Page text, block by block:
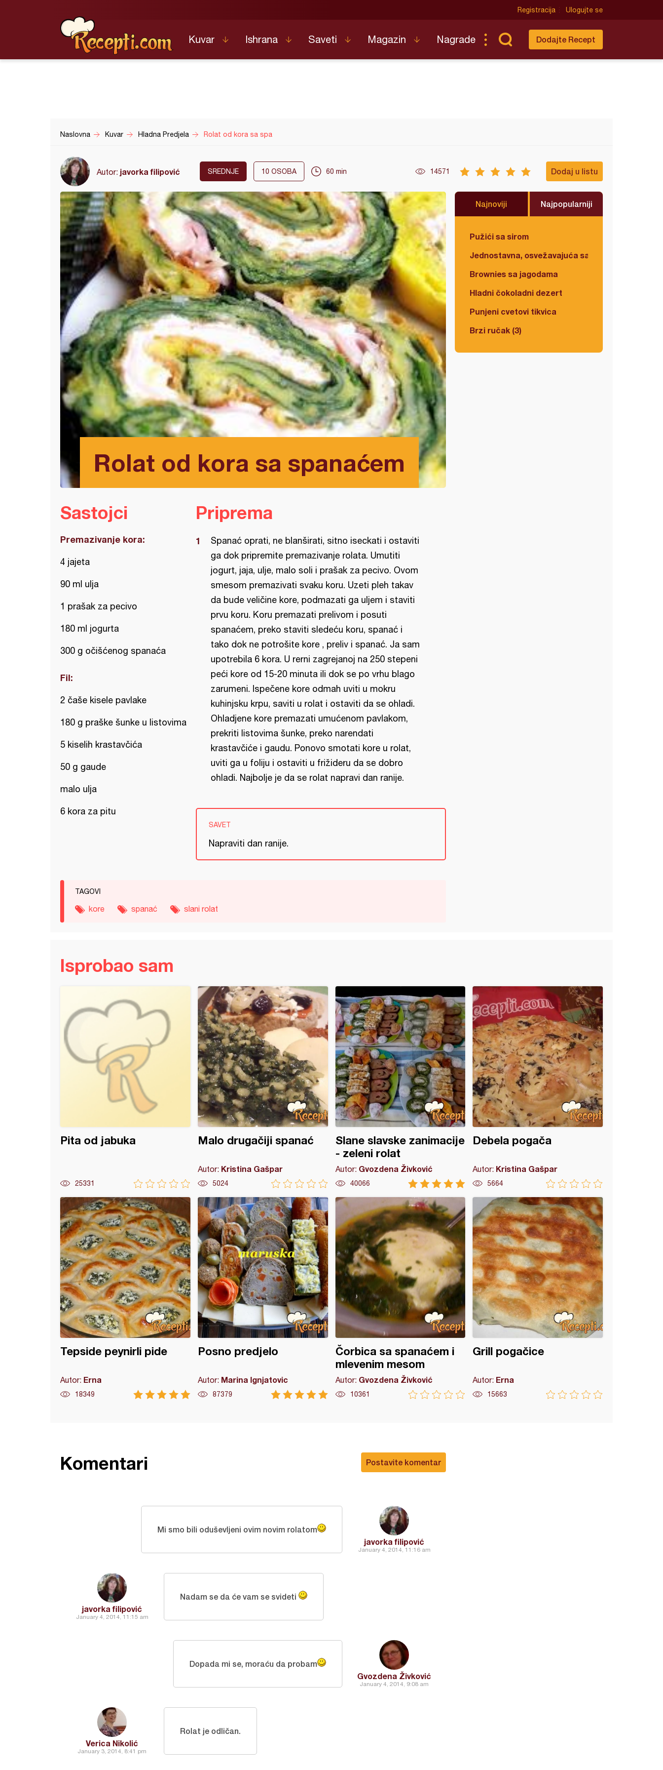
Registracija Ulogujte se
Kuvar Ishrana Saveti Magazin Nagrade Dodajte Recept
Naslovna Kuvar Hladna Predjela Rolat od kora sa spa
Autor: javorka filipović SREDNJE 10 OSOBA 60 min 14571 Dodaj u listu
Rolat od kora sa spanaćem
Najnoviji Najpopularniji
Pužići sa sirom
Jednostavna, osvežavajuća salata
Brownies sa jagodama
Hladni čokoladni dezert
Punjeni cvetovi tikvica
Brzi ručak (3)
Sastojci
Premazivanje kora:
4 jajeta
90 ml ulja
1 prašak za pecivo
180 ml jogurta
300 g očišćenog spanaća
Fil:
2 čaše kisele pavlake
180 g praške šunke u listovima
5 kiselih krastavčića
50 g gaude
malo ulja
6 kora za pitu
Priprema
Spanać oprati, ne blanširati, sitno iseckati i ostaviti
ga dok pripremite premazivanje rolata. Umutiti
jogurt, jaja, ulje, malo soli i prašak za pecivo. Ovom
smesom premazivati svaku koru. Uzeti pleh takav
da bude veličine kore, podmazati ga uljem i staviti
prvu koru. Koru premazati prelivom i posuti
spanaćem, preko staviti sledeću koru, spanać i
tako dok ne potrošite kore , preliv i spanać. Ja sam
upotrebila 6 kora. U rerni zagrejanoj na 250 stepeni
peći kore od 15-20 minuta ili dok se po vrhu blago
zarumeni. Ispečene kore odmah uviti u mokru
kuhinjsku krpu, saviti u rolat i ostaviti da se ohladi.
Ohladjene kore premazati umućenom pavlakom,
prekriti listovima šunke, preko narendati
krastavčiće i gaudu. Ponovo smotati kore u rolat,
uviti ga u foliju i ostaviti u frižideru da se dobro
ohladi. Najbolje je da se rolat napravi dan ranije.
SAVET
Napraviti dan ranije.
TAGOVI
kore spanać slani rolat
Isprobao sam
Pita od jabuka
25331
Malo drugačiji spanać
Autor: Kristina Gašpar
5024
Slane slavske zanimacije
- zeleni rolat
Autor: Gvozdena Živković
40066
Debela pogača
Autor: Kristina Gašpar
5664
Tepside peynirli pide
Autor: Erna
18349
Posno predjelo
Autor: Marina Ignjatovic
87379
Čorbica sa spanaćem i
mlevenim mesom
Autor: Gvozdena Živković
10361
Grill pogačice
Autor: Erna
15663
Postavite komentar
Komentari
javorka filipović
January 4, 2014, 11:16 am
Mi smo bili oduševljeni ovim novim rolatom
javorka filipović
January 4, 2014, 11:15 am
Nadam se da će vam se svideti
Gvozdena Živković
January 4, 2014, 9:08 am
Dopada mi se, moraću da probam
Verica Nikolić
January 3, 2014, 8:41 pm
Rolat je odličan.